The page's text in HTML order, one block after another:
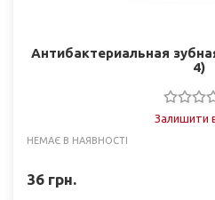
Антибактериальная
4)
Залишити
НЕМАЄ В НАЯВНОСТІ
36 грн.